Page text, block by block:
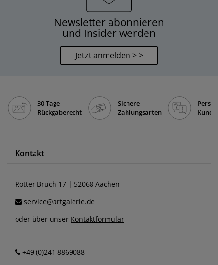
Newsletter abonnieren
und Insider werden
Jetzt anmelden > >
30 Tage
Rückgaberecht
Sichere
Zahlungsarten
Kontakt
Rotter Bruch 17 | 52068 Aachen
service@artgalerie.de
oder über unser Kontaktformular
+49 (0)241 8869088